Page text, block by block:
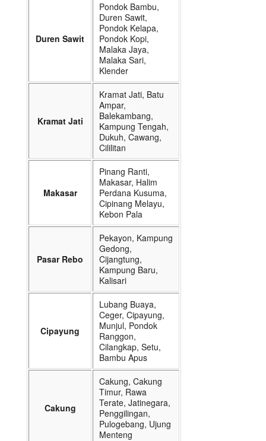
Duren Sawit
Pondok Bambu,
Duren Sawit,
Pondok Kelapa,
Pondok Kopi,
Malaka Jaya,
Malaka Sari,
Klender
Kramat Jati
Kramat Jati, Batu
Ampar,
Balekambang,
Kampung Tengah,
Dukuh, Cawang,
Cililitan
Makasar
Pinang Ranti,
Makasar, Halim
Perdana Kusuma,
Cipinang Melayu,
Kebon Pala
Pasar Rebo
Pekayon, Kampung
Gedong,
Cijangtung,
Kampung Baru,
Kalisari
Cipayung
Lubang Buaya,
Ceger, Cipayung,
Munjul, Pondok
Ranggon,
Cilangkap, Setu,
Bambu Apus
Cakung
Cakung, Cakung
Timur, Rawa
Terate, Jatinegara,
Penggilingan,
Pulogebang, Ujung
Menteng